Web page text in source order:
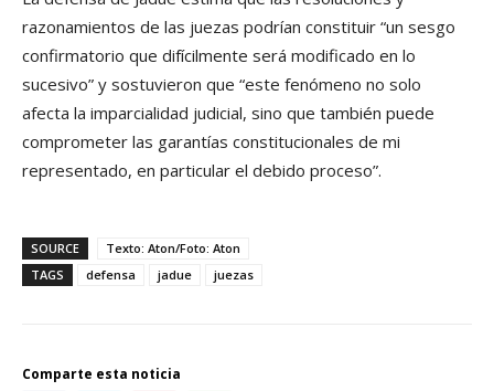
razonamientos de las juezas podrían constituir “un sesgo
confirmatorio que difícilmente será modificado en lo
sucesivo” y sostuvieron que “este fenómeno no solo
afecta la imparcialidad judicial, sino que también puede
comprometer las garantías constitucionales de mi
representado, en particular el debido proceso”.
SOURCE
Texto: Aton/Foto: Aton
TAGS
defensa jadue juezas
Comparte esta noticia